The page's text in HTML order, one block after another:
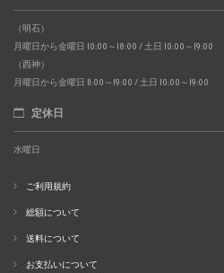
（明石）
月曜日から金曜日 10:00～18:00 / 土日 10:00～19:00
（西神）
月曜日から金曜日 11:00～19:00 / 土日 10:00～19:00
定休日
水曜日
ご利用規約
総額について
送料について
お支払いについて